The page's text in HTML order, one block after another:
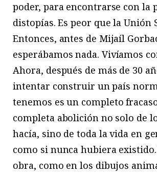
poder, para encontrarse con la
distopías. Es peor que la Unión
Entonces, antes de Mijaíl
esperábamos nada. Vivíamos
Ahora, después de más de 30
intentar construir un país
tenemos es un completo
completa abolición no solo de
hacía, sino de toda la vida en
como si nunca hubiera
obra, como en los dibujos